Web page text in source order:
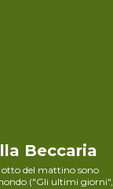
Beccaria
otto del mattino sono
("Gli ultimi giorni",